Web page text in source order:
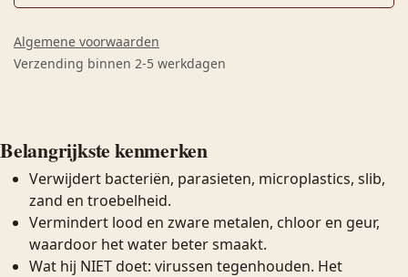
Algemene voorwaarden
Verzending binnen 2-5 werkdagen
Belangrijkste kenmerken
Verwijdert bacteriën, parasieten, microplastics, slib,
zand en troebelheid.
Vermindert lood en zware metalen, chloor en geur,
waardoor het water beter smaakt.
Wat hij NIET doet: virussen tegenhouden. Het